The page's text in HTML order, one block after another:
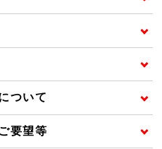
ついて
要望等